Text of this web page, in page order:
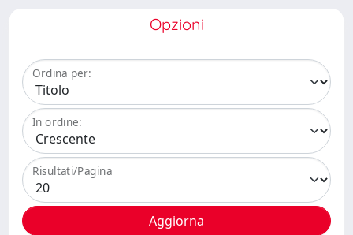
Opzioni
Ordina per:
In ordine:
Risultati/Pagina